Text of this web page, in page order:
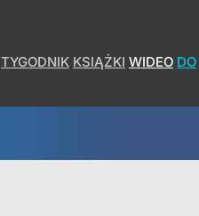
TYGODNIK KSIĄŻKI WIDEO DO